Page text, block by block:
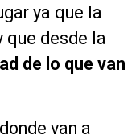
ya que la
que desde la
de lo que van
van a